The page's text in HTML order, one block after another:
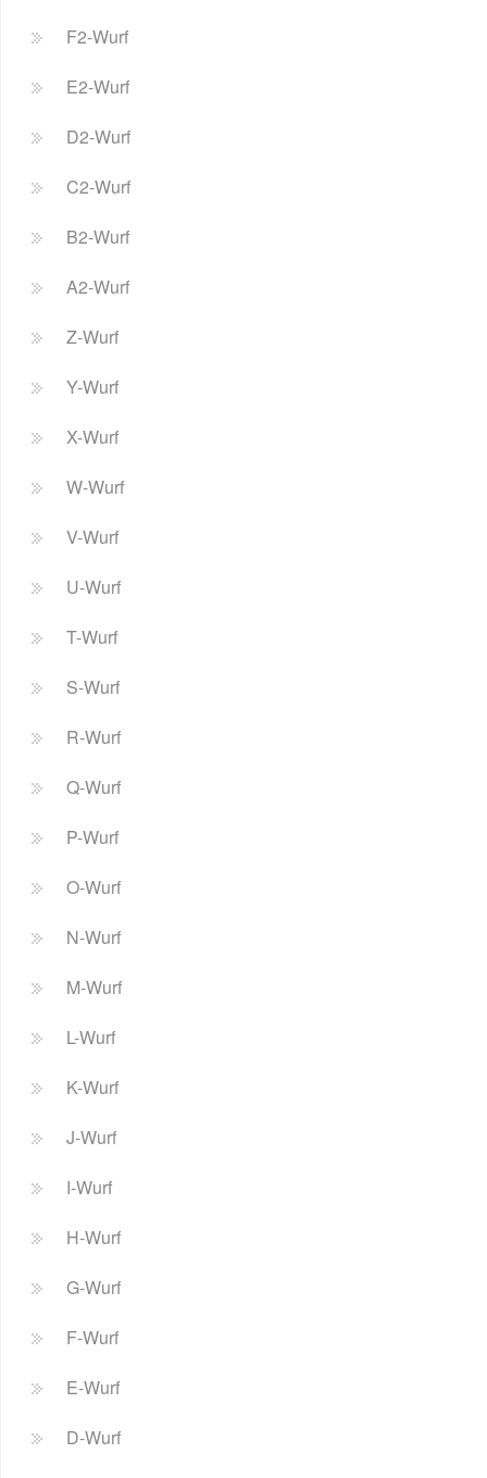
F2-Wurf
E2-Wurf
D2-Wurf
C2-Wurf
B2-Wurf
A2-Wurf
Z-Wurf
Y-Wurf
X-Wurf
W-Wurf
V-Wurf
U-Wurf
T-Wurf
S-Wurf
R-Wurf
Q-Wurf
P-Wurf
O-Wurf
N-Wurf
M-Wurf
L-Wurf
K-Wurf
J-Wurf
I-Wurf
H-Wurf
G-Wurf
F-Wurf
E-Wurf
D-Wurf